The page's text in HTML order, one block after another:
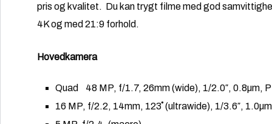
pris og kvalitet. Du kan trygt filme med god
4K og med 21:9 forhold.
Hovedkamera
Quad 48 MP, f/1.7, 26mm (wide), 1/2.0″, 0.8µm,
16 MP, f/2.2, 14mm, 123˚ (ultrawide), 1/3.6″, 1.0µm